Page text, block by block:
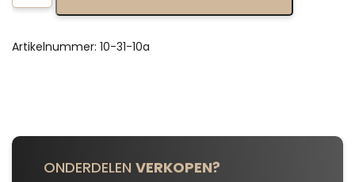
10-
10a
Artikelnummer: 10-31-10a
ONDERDELEN VERKOPEN?